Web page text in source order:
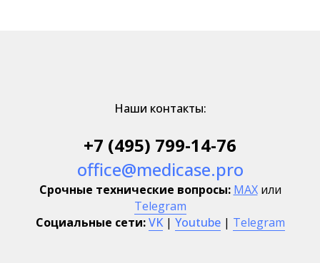
Наши контакты:
+7 (495) 799-14-76
office@medicase.pro
Срочные технические вопросы: MAXили
Telegram
Социальные сети: VK| Youtube| Telegram